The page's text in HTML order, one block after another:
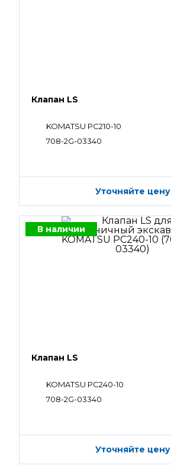
Клапан LS
KOMATSU PC210-10
708-2G-03340
Уточняйте цену
В наличии
Клапан LS
KOMATSU PC240-10
708-2G-03340
Уточняйте цену